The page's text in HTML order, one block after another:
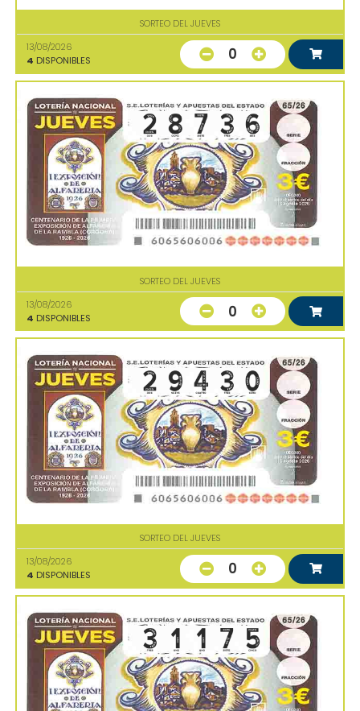
SORTEO DEL JUEVES
13/08/2026
4 DISPONIBLES 0
SORTEO DEL JUEVES
13/08/2026
4 DISPONIBLES 0
SORTEO DEL JUEVES
13/08/2026
4 DISPONIBLES 0